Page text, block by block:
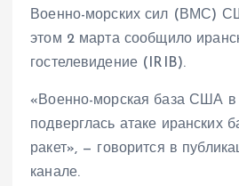
Военно-морских сил (ВМС)
этом 2 марта сообщило
гостелевидение (IRIB).
«Военно-морская база США в
подверглась атаке иранских
ракет», — говорится в
канале.